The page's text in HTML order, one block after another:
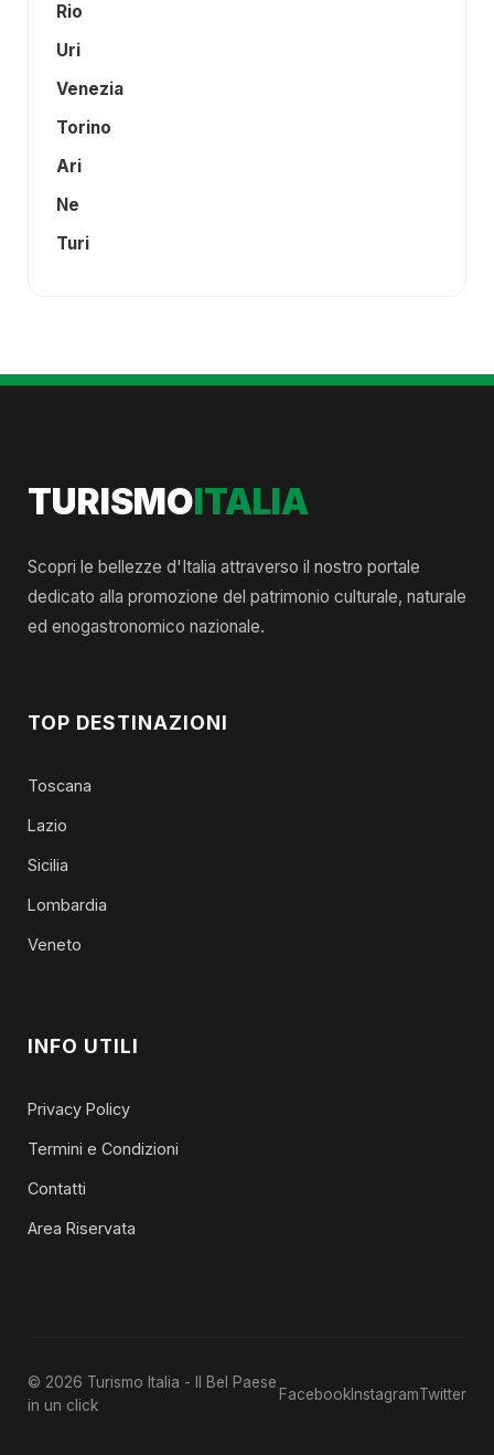
Rio
Uri
Venezia
Torino
Ari
Ne
Turi
TURISMOITALIA
Scopri le bellezze d'Italia attraverso il nostro portale
dedicato alla promozione del patrimonio culturale, naturale
ed enogastronomico nazionale.
TOP DESTINAZIONI
Toscana
Lazio
Sicilia
Lombardia
Veneto
INFO UTILI
Privacy Policy
Termini e Condizioni
Contatti
Area Riservata
© 2026 Turismo Italia - Il Bel Paese
in un click
FacebookInstagramTwitter